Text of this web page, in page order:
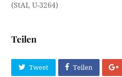
(StAI, U-3264)
Teilen
Tweet Teilen